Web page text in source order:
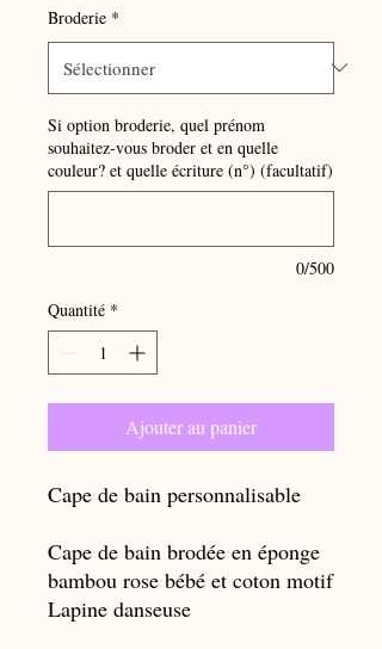
Broderie *
Si option broderie, quel prénom
souhaitez-vous broder et en quelle
couleur? et quelle écriture (n°) (facultatif)
0/500
Quantité *
Ajouter au panier
Cape de bain personnalisable
Cape de bain brodée en éponge
bambou rose bébé et coton motif
Lapine danseuse